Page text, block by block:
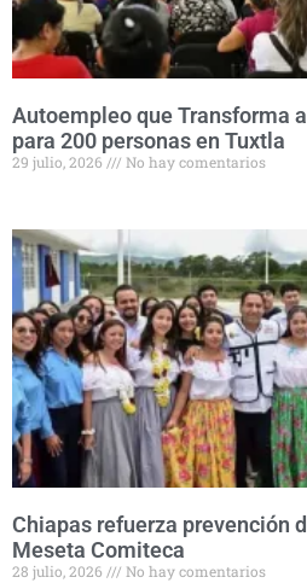
Autoempleo que Transforma
para 200 personas en Tuxtla
29 julio, 2026 No hay comentarios
Chiapas refuerza prevención
Meseta Comiteca
28 julio, 2026 No hay comentarios